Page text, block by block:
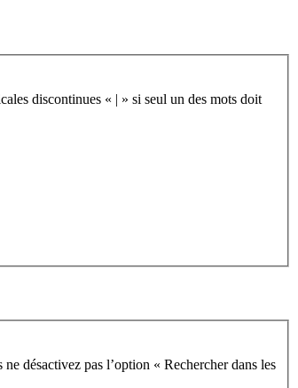
discontinues « | » si seul un des mots doit
désactivez pas l’option « Rechercher dans les